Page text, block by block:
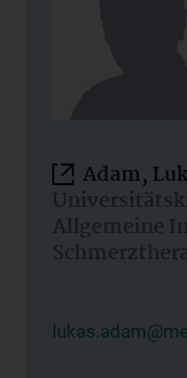
Adam,
Allgemeine